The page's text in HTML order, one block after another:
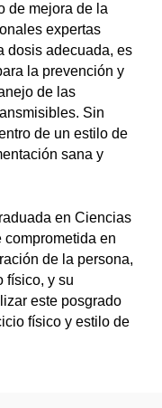
de mejora de la
expertas
dosis adecuada, es
la prevención y
de las
Sin
de un estilo de
sana y
en Ciencias
en
de la persona,
físico, y su
este posgrado
físico y estilo de